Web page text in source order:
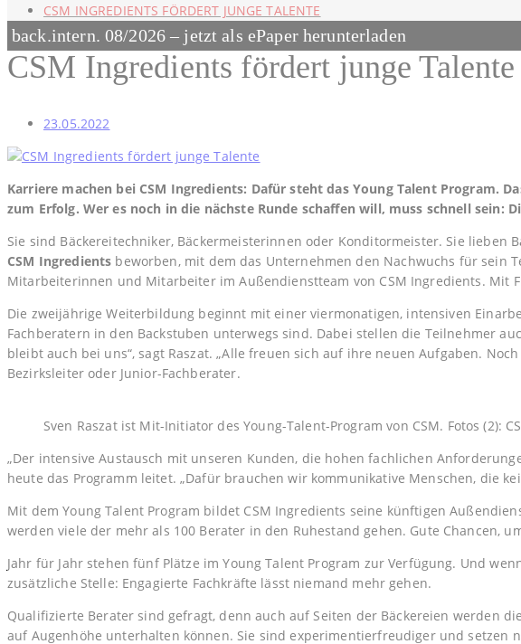
CSM INGREDIENTS FÖRDERT JUNGE TALENTE
CSM Ingredients fördert junge Talente
23.05.2022
Karriere machen bei CSM Ingredients: Dafür steht das Young Talent Program.
zum Erfolg. Wer es noch in die nächste Runde schaffen will, muss schnell sein:
Sie sind Bäckereitechniker, Bäckermeisterinnen oder Konditormeister. Sie lieben
CSM Ingredients beworben, mit dem das Unternehmen den Nachwuchs für sein
Mitarbeiterinnen und Mitarbeiter im Außendienstteam von CSM Ingredients. Mit
Die zweijährige Weiterbildung beginnt mit einer viermonatigen, intensiven
Fachberatern in den Backstuben unterwegs sind. Dabei stellen die Teilnehmer
bleibt auch bei uns“, sagt Raszat. „Alle freuen sich auf ihre neuen Aufgaben.
Bezirksleiter oder Junior-Fachberater.
Sven Raszat ist Mit-Initiator des Young-Talent-Program von CSM. Fotos (2):
„Der intensive Austausch mit unseren Kunden, die hohen fachlichen
heute das Programm leitet. „Dafür brauchen wir kommunikative Menschen, die
Mit dem Young Talent Program bildet CSM Ingredients seine künftigen
werden viele der mehr als 100 Berater in den Ruhestand gehen. Gute Chancen,
Jahr für Jahr stehen fünf Plätze im Young Talent Program zur Verfügung. Und
zusätzliche Stelle: Engagierte Fachkräfte lässt niemand mehr gehen.
Qualifizierte Berater sind gefragt, denn auch auf Seiten der Bäckereien werden
auf Augenhöhe unterhalten können. Sie sind experimentierfreudiger und setzen
back.intern. 08/2026 – jetzt als ePaper herunterladen